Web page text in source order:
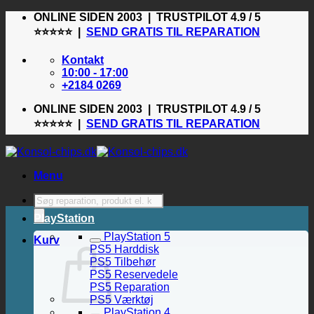
FortsætONLINE SIDEN 2003 | TRUSTPILOT 4.9 / 5
⭐⭐⭐⭐⭐ | SEND GRATIS TIL REPARATION
Kontakt
10:00 - 17:00
+2184 0269
ONLINE SIDEN 2003 | TRUSTPILOT 4.9 / 5
⭐⭐⭐⭐⭐ | SEND GRATIS TIL REPARATION
Menu
Products
search
Kurv
PlayStation
PlayStation 5
PS5 Harddisk
PS5 Tilbehør
PS5 Reservedele
PS5 Reparation
PS5 Værktøj